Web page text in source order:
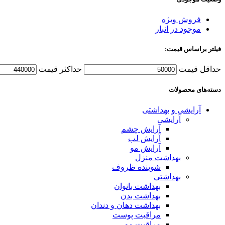
فروش ویژه
موجود در انبار
فیلتر براساس قیمت:
حداقل قیمت حداكثر قيمت
دسته‌های محصولات
آرایشی و بهداشتی
آرایشی
آرایش چشم
آرایش لب
آرایش مو
بهداشت منزل
شوینده ظروف
بهداشتی
بهداشت بانوان
بهداشت بدن
بهداشت دهان و دندان
مراقبت پوست